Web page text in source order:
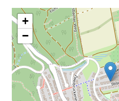
+
−